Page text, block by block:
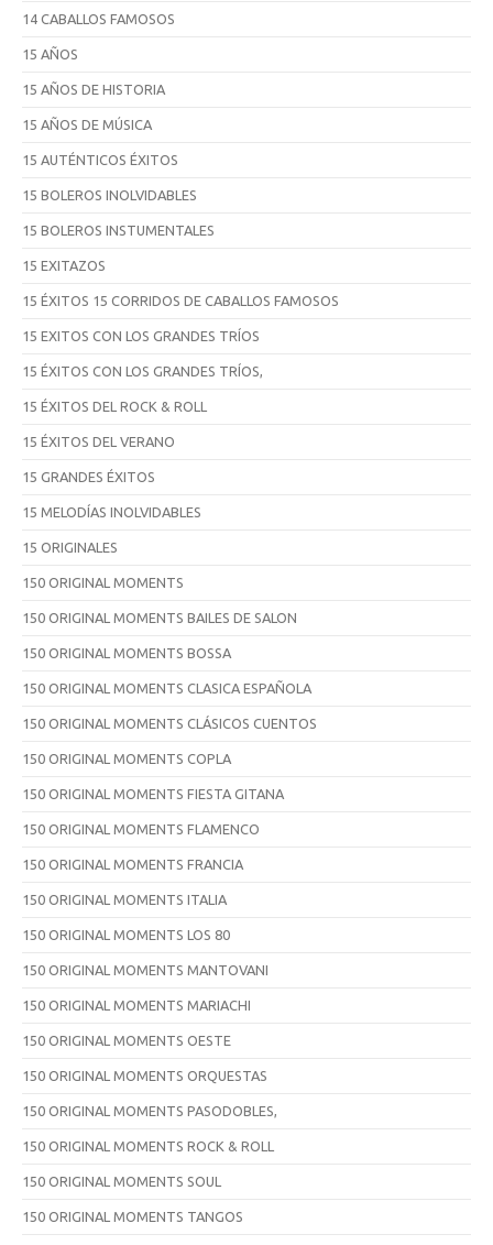
14 CABALLOS FAMOSOS
15 AÑOS
15 AÑOS DE HISTORIA
15 AÑOS DE MÚSICA
15 AUTÉNTICOS ÉXITOS
15 BOLEROS INOLVIDABLES
15 BOLEROS INSTUMENTALES
15 EXITAZOS
15 ÉXITOS 15 CORRIDOS DE CABALLOS FAMOSOS
15 EXITOS CON LOS GRANDES TRÍOS
15 ÉXITOS CON LOS GRANDES TRÍOS,
15 ÉXITOS DEL ROCK & ROLL
15 ÉXITOS DEL VERANO
15 GRANDES ÉXITOS
15 MELODÍAS INOLVIDABLES
15 ORIGINALES
150 ORIGINAL MOMENTS
150 ORIGINAL MOMENTS BAILES DE SALON
150 ORIGINAL MOMENTS BOSSA
150 ORIGINAL MOMENTS CLASICA ESPAÑOLA
150 ORIGINAL MOMENTS CLÁSICOS CUENTOS
150 ORIGINAL MOMENTS COPLA
150 ORIGINAL MOMENTS FIESTA GITANA
150 ORIGINAL MOMENTS FLAMENCO
150 ORIGINAL MOMENTS FRANCIA
150 ORIGINAL MOMENTS ITALIA
150 ORIGINAL MOMENTS LOS 80
150 ORIGINAL MOMENTS MANTOVANI
150 ORIGINAL MOMENTS MARIACHI
150 ORIGINAL MOMENTS OESTE
150 ORIGINAL MOMENTS ORQUESTAS
150 ORIGINAL MOMENTS PASODOBLES,
150 ORIGINAL MOMENTS ROCK & ROLL
150 ORIGINAL MOMENTS SOUL
150 ORIGINAL MOMENTS TANGOS